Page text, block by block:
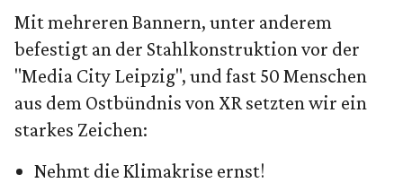
Mit mehreren Bannern, unter anderem
befestigt an der Stahlkonstruktion vor der
"Media City Leipzig", und fast 50 Menschen
aus dem Ostbündnis von XR setzten wir ein
starkes Zeichen:
Nehmt die Klimakrise ernst!